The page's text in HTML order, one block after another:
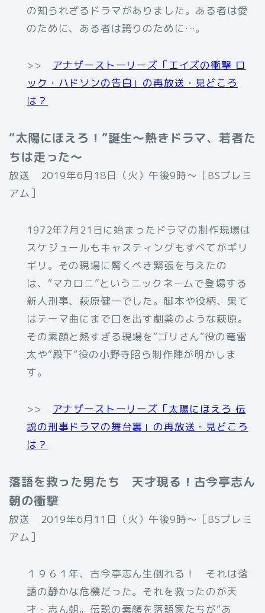
の知られざるドラマがありました。ある者は愛
のために、ある者は誇りのために…。
>>
アナザーストーリーズ「エイズの衝撃 ロ
ック・ハドソンの告白」の再放送・見どころ
は？
“太陽にほえろ！”誕生～熱きドラマ、若者た
ちは走った～
放送 2019年6月18日（火）午後9時〜［BSプレミ
アム］
1972年7月21日に始まったドラマの制作現場は
スケジュールもキャスティングもすべてがギリ
ギリ。その現場に驚くべき緊張を与えたの
は、“マカロニ”というニックネームで登場する
新人刑事、萩原健一でした。脚本や役柄、果て
はテーマ曲にまで口を出す劇薬のような萩原。
その素顔と熱すぎる現場を“ゴリさん”役の竜雷
太や“殿下”役の小野寺昭ら制作陣が明かしま
す。
>>
アナザーストーリーズ「太陽にほえろ 伝
説の刑事ドラマの舞台裏」の再放送・見どころ
は？
落語を救った男たち 天才現る！古今亭志ん
朝の衝撃
放送 2019年6月11日（火）午後9時〜［BSプレミ
アム］
１９６１年、古今亭志ん生倒れる！ それは落
語の静かな危機だった。それを救ったのが天
才・志ん朝。伝説の素顔を落語家たちが“あ